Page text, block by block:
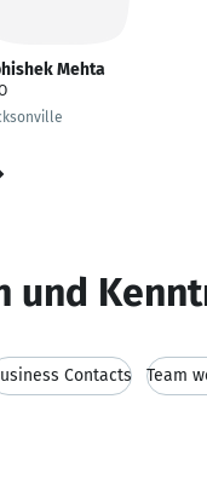
Mehta
und
Contacts Team